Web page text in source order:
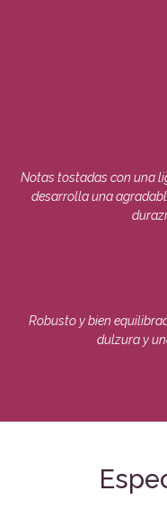
Notas tostadas con una
desarrolla una
Robusto y bien
dulzura y